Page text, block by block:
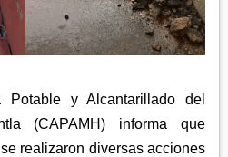
y Alcantarillado del
(CAPAMH) informa que
realizaron diversas acciones